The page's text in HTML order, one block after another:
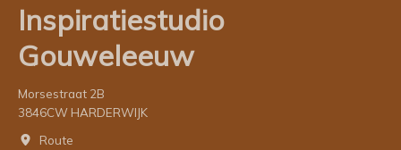
Inspiratiestudio
Gouweleeuw
Morsestraat 2B
3846CW HARDERWIJK
Route